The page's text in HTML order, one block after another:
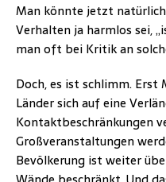
Man könnte jetzt natürlich
Verhalten ja harmlos sei,
man oft bei Kritik an
Doch, es ist schlimm.
Länder sich auf eine
Kontaktbeschränkungen
Großveranstaltungen
Bevölkerung ist weiter